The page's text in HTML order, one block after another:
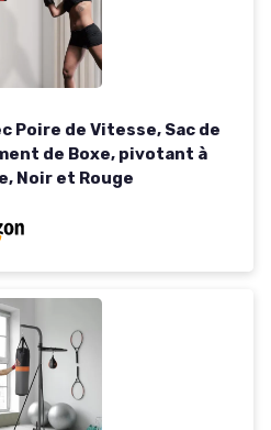
Poire de Vitesse, Sac de
de Boxe, pivotant à
Noir et Rouge